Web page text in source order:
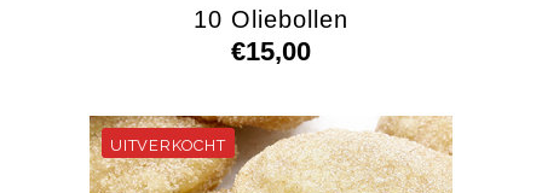
10 Oliebollen
€15,00